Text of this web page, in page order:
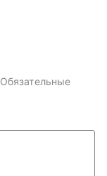
Обязательные